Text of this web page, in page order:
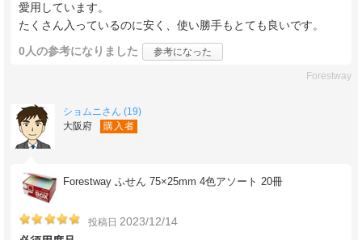
愛用しています。
たくさん入っているのに安く、使い勝手もとても良いです。
0人の参考になりました 参考になった
Forestway
ショムニさん (19)
大阪府
購入者
Forestway ふせん 75×25mm 4色アソート 20冊
投稿日 2023/12/14